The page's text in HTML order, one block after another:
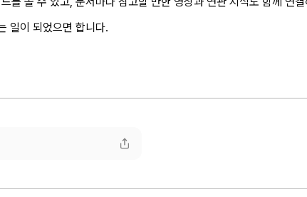
일이 되었으면 합니다.